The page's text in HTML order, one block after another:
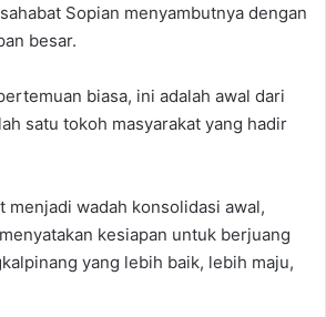
Sopian menyambutnya dengan
besar.
biasa, ini adalah awal dari
satu tokoh masyarakat yang hadir
menjadi wadah konsolidasi awal,
kesiapan untuk berjuang
yang lebih baik, lebih maju,